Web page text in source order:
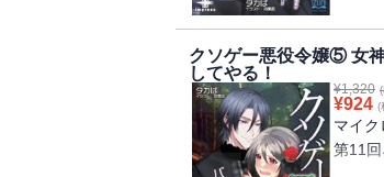
クソゲ
メイド
縁の下
〈著者
今回は
に。
ぷり６
念願の
うなん
悪女子
王妹殿
イラは
クソゲー悪役令嬢⑤ 女
してやる！
¥1,320
¥924 (
マイク
第11